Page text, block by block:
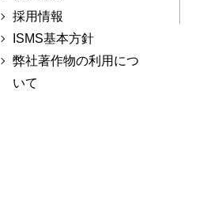
採用情報
ISMS基本方針
弊社著作物の利用につ
いて